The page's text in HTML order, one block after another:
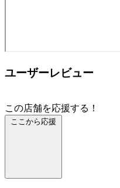
ユーザーレビュー
この店舗を応援する！
ここから応援